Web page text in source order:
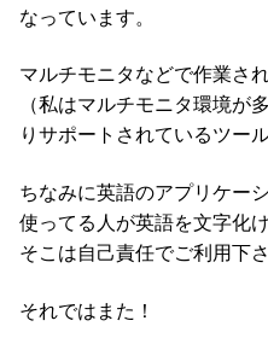
なっています。
マルチモニタなどで作業さ
（私はマルチモニタ環境が
りサポートされているツー
ちなみに英語のアプリケー
使ってる人が英語を文字化
そこは自己責任でご利用下
それではまた！